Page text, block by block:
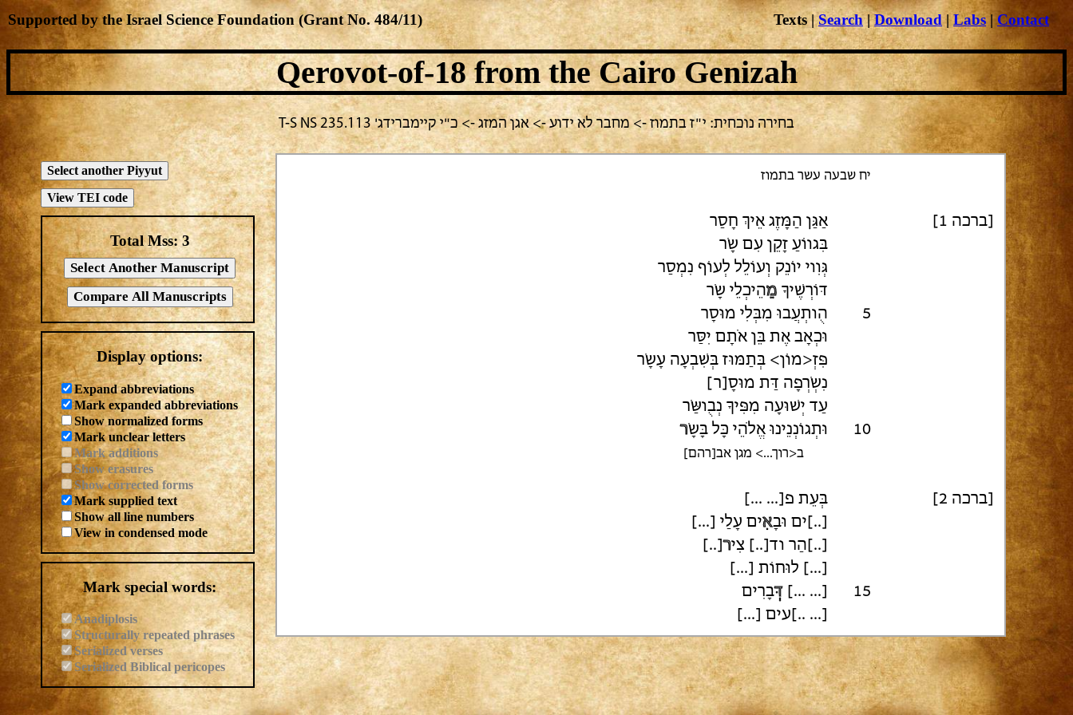
Qerovot-of-18from the Cairo Genizah
בחירה נוכחית: י"ז בתמוז -> מחבר לא ידוע -> אגן המזג -> כ"י קיימברידג' T-S NS 235.113
Total Mss:3
Display options:
Expand abbreviations
Mark expanded abbreviations
Show normalized forms
Mark unclear letters
Mark additions
Show erasures
Show corrected forms
Mark supplied text
Show all line numbers
View in condensed mode
Mark special words:
Anadiplosis
Structurally repeated phrases
Serialized verses
Serialized Biblical pericopes
יח שבעה עשר בתמוז
[ברכה 1]
אַגַּן הַמָּזֶג אֵיךְ חָסַר
בִּגווֹעַ זָקֵן עִם שָׂר
גְּוִוי יוֹנֵק וְעוֹלֵל לְעוֹף נִמְסַר
דּוֹרְשֶׁיךָ מֵהֵיכְלֵי שָׂר
5
הֻותְעֲבוּ מִבְּלִי מוּסָר
וּכְאָב אֶת בֵּן אֹתָם יִסַּר
פִּזְ<מוֹן> בְּתַמּוּז בְּשִׁבְעָה עָשָׂר
נִשְׂרְפָה דַּת מוּסָ[ר]
עַד יְשׁוּעָה מִפִּיךָ נְבֻושַּׂר
10
וּתְגוֹנְנֵינוּ אֱלֹהֵי כָּל בָּשָׂר
ב<רוך...> מגן אב[רהם]
[ברכה 2]
בְּעֵת פ[... ...]
[..]ים וּבָאִים עָלַי [...]
[..]הַר וד[..] צִיר[..]
[...] לוּחוֹת [...]
15
[... ...]דְּבָרִים
[... ..]עים [...]
Texts|Search|Download|Labs | Contact
Supported by the Israel Science Foundation (Grant No. 484/11)